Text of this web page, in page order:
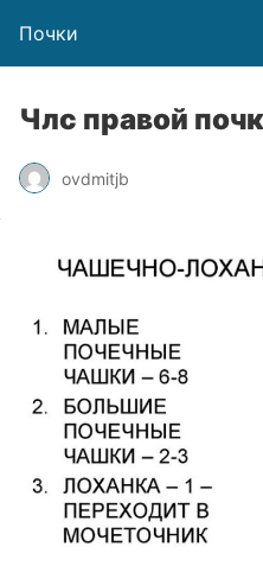
Почки
Члс правой
ovdmitjb